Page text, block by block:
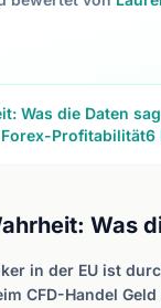
Was die Daten
Profitabilität6
Was
in der EU ist
CFD-Handel